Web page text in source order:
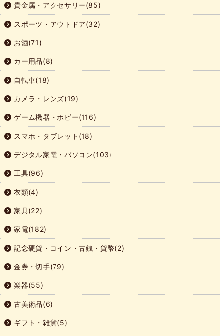
貴金属・アクセサリー(85)
スポーツ・アウトドア(32)
お酒(71)
カー用品(8)
自転車(18)
カメラ・レンズ(19)
ゲーム機器・ホビー(116)
スマホ・タブレット(18)
デジタル家電・パソコン(103)
工具(96)
衣類(4)
家具(22)
家電(182)
記念硬貨・コイン・古銭・貨幣(2)
金券・切手(79)
楽器(55)
古美術品(6)
ギフト・雑貨(5)